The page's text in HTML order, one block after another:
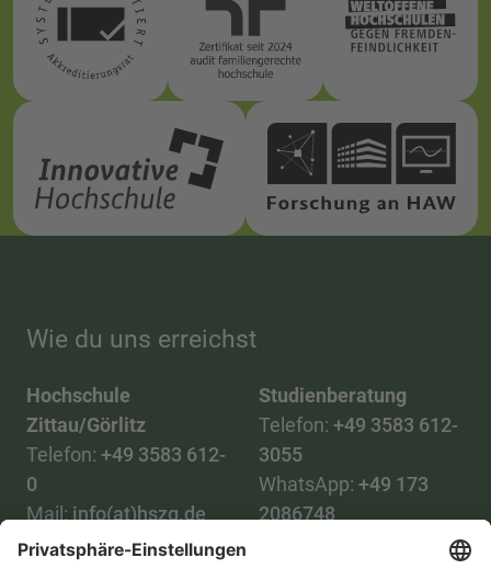
Wie du uns erreichst
Hochschule
Zittau/Görlitz
Telefon: +49 3583 612-
0
Mail:info(at)hszg.de
Studienberatung
Telefon: +49 3583 612-
3055
WhatsApp: +49 173
2086748